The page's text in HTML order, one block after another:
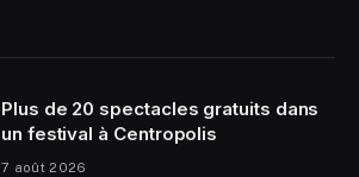
Plus de 20 spectacles gratuits dans
un festival à Centropolis
7 août 2026